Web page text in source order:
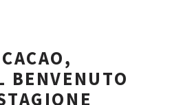
BENVENUTO